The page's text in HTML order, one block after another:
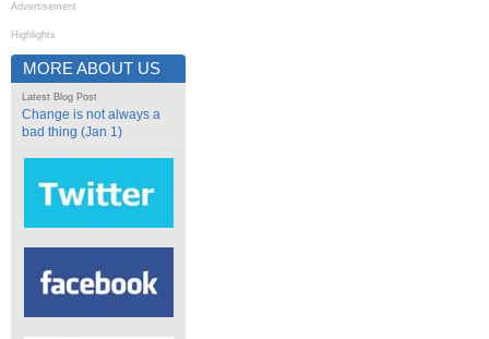
Advertisement
Highlights
MORE ABOUT US
Latest Blog Post
Change is not always a
bad thing (Jan 1)